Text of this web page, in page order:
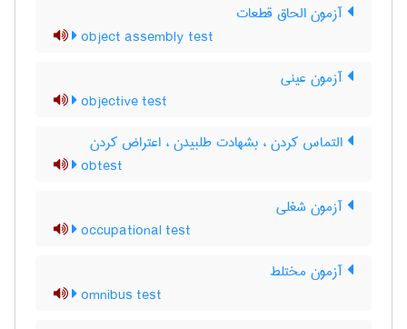
آزمون الحاق قطعات
object assembly test
آزمون عینی
objective test
التماس کردن ، بشهادت طلبیدن ، اعتراض کردن
obtest
آزمون شغلی
occupational test
آزمون مختلط
omnibus test